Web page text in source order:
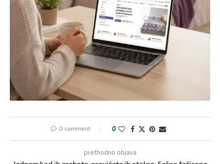
0 comment 0
prethodno objava